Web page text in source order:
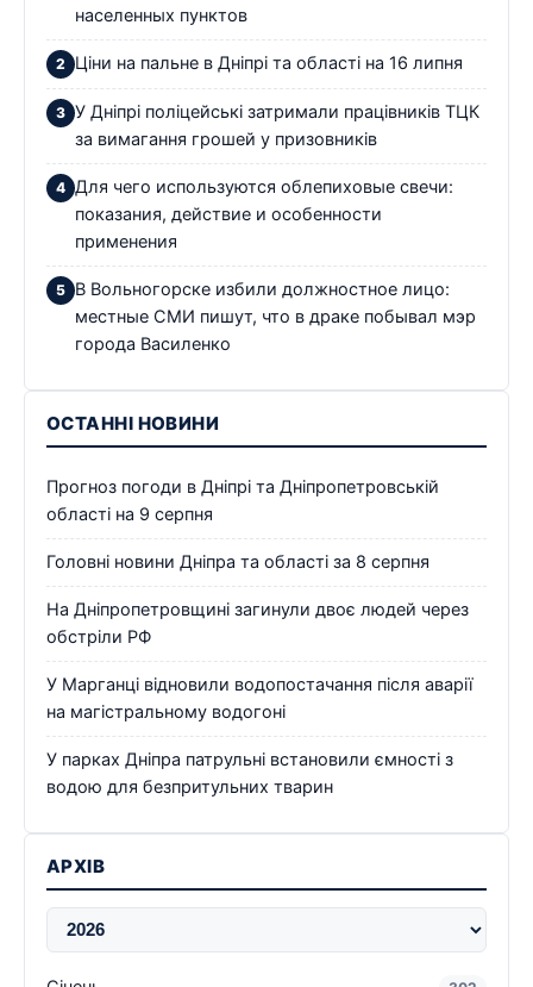
населенных пунктов
Ціни на пальне в Дніпрі та області на 16 липня
У Дніпрі поліцейські затримали працівників ТЦК
за вимагання грошей у призовників
Для чего используются облепиховые свечи:
показания, действие и особенности
применения
В Вольногорске избили должностное лицо:
местные СМИ пишут, что в драке побывал мэр
города Василенко
ОСТАННІ НОВИНИ
Прогноз погоди в Дніпрі та Дніпропетровській
області на 9 серпня
Головні новини Дніпра та області за 8 серпня
На Дніпропетровщині загинули двоє людей через
обстріли РФ
У Марганці відновили водопостачання після аварії
на магістральному водогоні
У парках Дніпра патрульні встановили ємності з
водою для безпритульних тварин
АРХІВ